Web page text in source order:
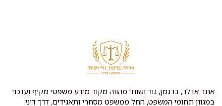
אתר אדלר, ברגמן, גור ושות' מהווה מקור מידע משפטי מקיף ועדכני
במגוון תחומי המשפט, החל ממשפט מסחרי ותאגידים, דרך דיני